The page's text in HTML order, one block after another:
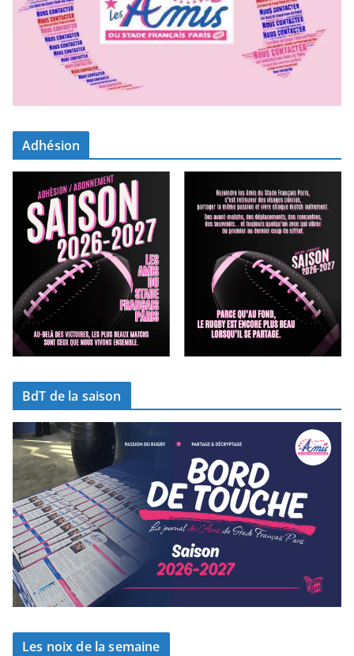
Adhésion
BdT de la saison
Les noix de la semaine